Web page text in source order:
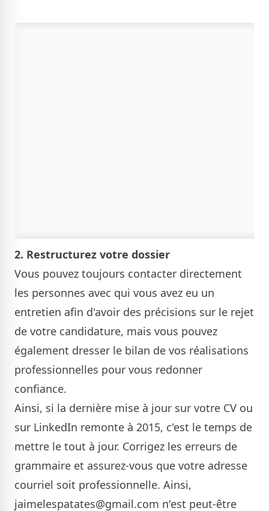
2. Restructurez votre dossier
Vous pouvez toujours contacter directement
les personnes avec qui vous avez eu un
entretien afin d'avoir des précisions sur le rejet
de votre candidature , mais vous pouvez
également dresser le bilan de vos réalisations
professionnelles pour vous redonner
confiance.
Ainsi, si la dernière mise à jour sur votre CV ou
sur LinkedIn remonte à 2015, c'est le temps de
mettre le tout à jour. Corrigez les erreurs de
grammaire et assurez-vous que votre adresse
courriel soit professionnelle. Ainsi,
jaimelespatates@gmail.com n'est peut-être